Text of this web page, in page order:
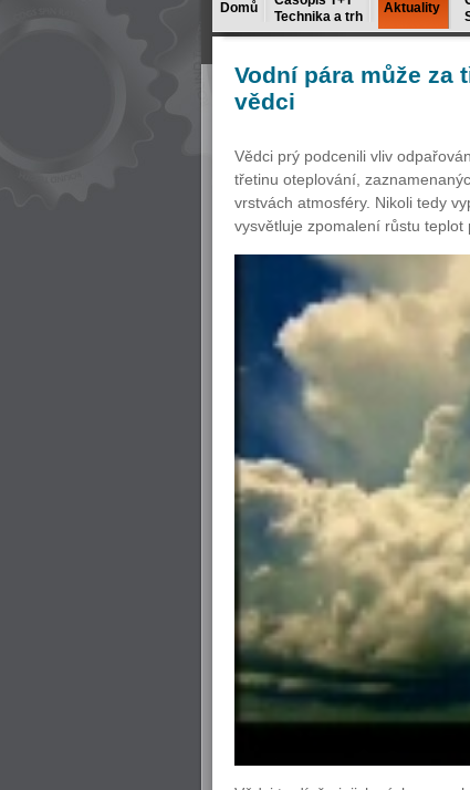
Domů
Technika a trh
Aktuality
Vodnípára může za
vědci
Vědci prý podcenili vliv
třetinu oteplování,
vrstvách atmosféry. Nikoli tedy
vysvětluje zpomalení růstu